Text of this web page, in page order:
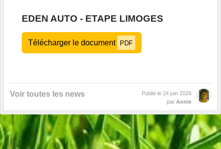
EDEN AUTO - ETAPE LIMOGES
Télécharger le document PDF
Voir toutes les news Publié le 24 juin 2026
par Annie